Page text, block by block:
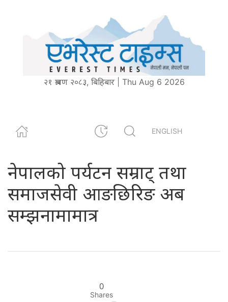
२१ श्रावण २०८३, बिहिबार | Thu Aug 6 2026
ENGLISH
नेपालको पर्यटन सम्राट् तथा
समाजसेवी आङछिरिङ अब
सम्झनामामात्र
0
Shares